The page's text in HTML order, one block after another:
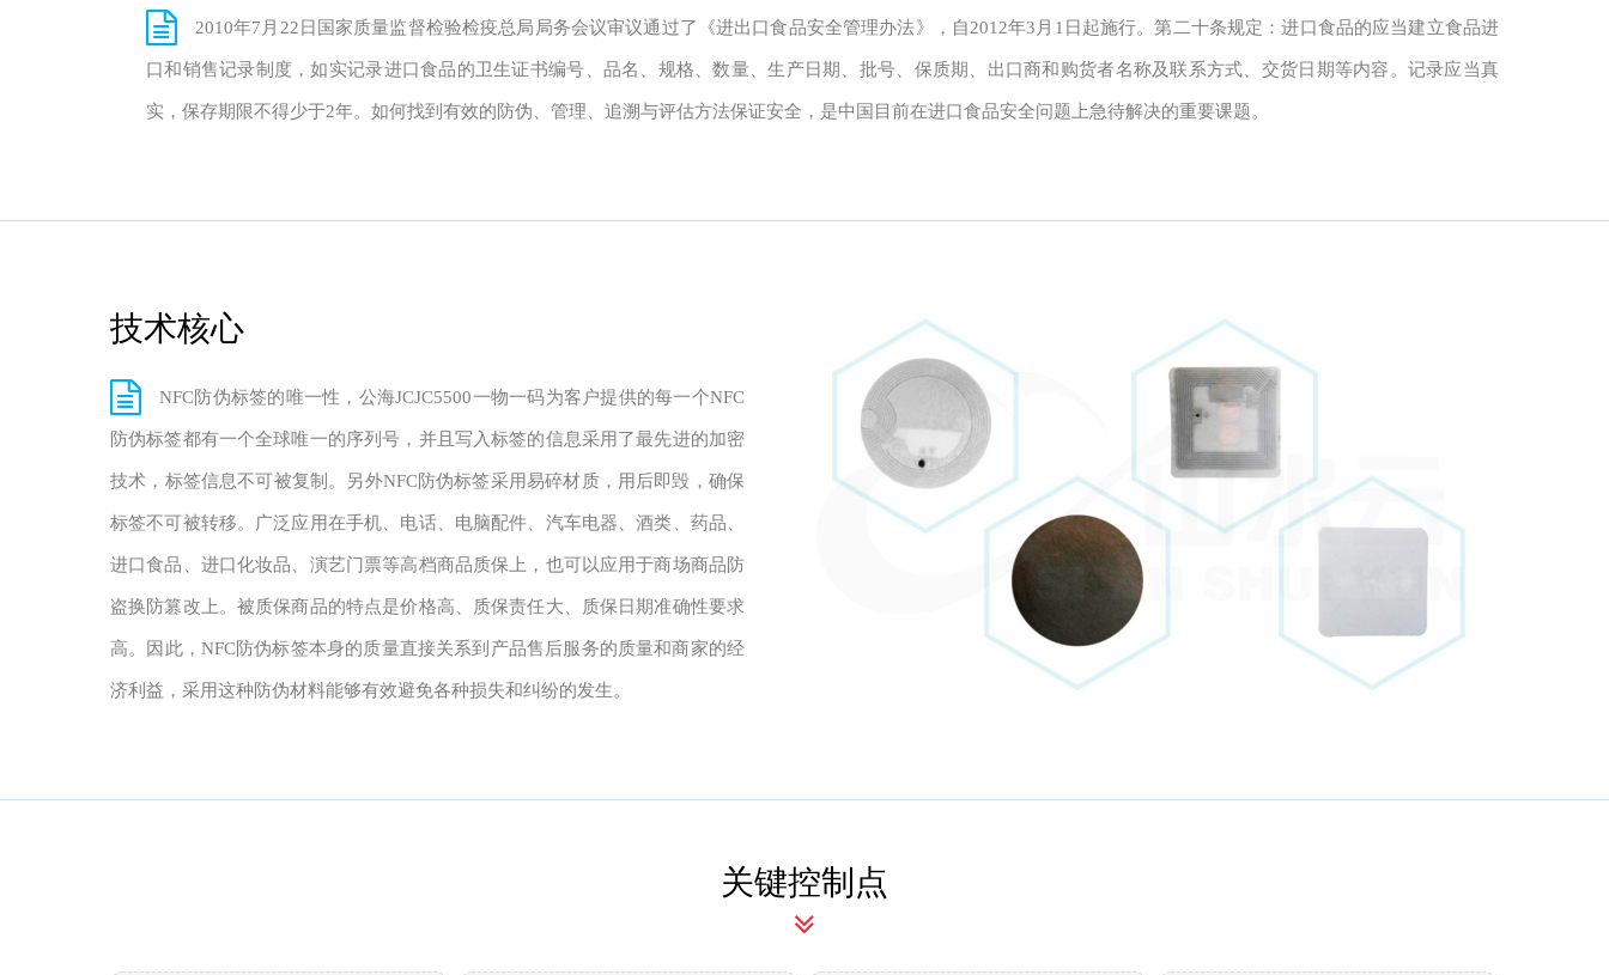
2010年7月22日国家质量监督检验检疫总局局务会议审议通过了《进出口食品安全管理办法》，自2012年3月1日起施行。第二十条规定：进口食品的应当建立食品进
口和销售记录制度，如实记录进口食品的卫生证书编号、品名、规格、数量、生产日期、批号、保质期、出口商和购货者名称及联系方式、交货日期等内容。记录应当真
实，保存期限不得少于2年。如何找到有效的防伪、管理、追溯与评估方法保证安全，是中国目前在进口食品安全问题上急待解决的重要课题。
技术核心
NFC防伪标签的唯一性，公海JCJC5500一物一码为客户提供的每一个NFC
防伪标签都有一个全球唯一的序列号，并且写入标签的信息采用了最先进的加密
技术，标签信息不可被复制。另外NFC防伪标签采用易碎材质，用后即毁，确保
标签不可被转移。广泛应用在手机、电话、电脑配件、汽车电器、酒类、药品、
进口食品、进口化妆品、演艺门票等高档商品质保上，也可以应用于商场商品防
盗换防篡改上。被质保商品的特点是价格高、质保责任大、质保日期准确性要求
高。因此，NFC防伪标签本身的质量直接关系到产品售后服务的质量和商家的经
济利益，采用这种防伪材料能够有效避免各种损失和纠纷的发生。
关键控制点